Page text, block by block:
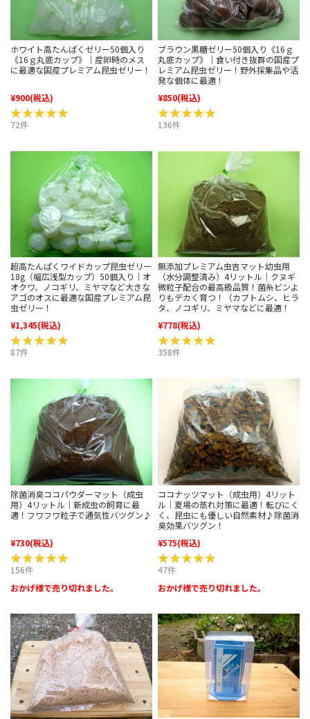
ホワイト高たんぱくゼリー50個入り
《16ｇ丸底カップ》｜産卵時のメス
に最適な国産プレミアム昆虫ゼリー！
¥900(税込)
★★★★★
★★★★★
72件
ブラウン黒糖ゼリー50個入り《16ｇ
丸底カップ》｜食い付き抜群の国産プ
レミアム昆虫ゼリー！野外採集品や活
発な個体に最適！
¥850(税込)
★★★★★
★★★★★
136件
超高たんぱくワイドカップ昆虫ゼリー
18g（幅広浅型カップ）50個入り｜オ
オクワ、ノコギリ、ミヤマなど大きな
アゴのオスに最適な国産プレミアム昆
虫ゼリー！
¥1,345(税込)
★★★★★
★★★★★
87件
無添加プレミアム虫吉マット幼虫用
（水分調整済み）4リットル｜クヌギ
微粒子配合の最高級品質！菌糸ビンよ
りもデカく育つ！（カブトムシ、ヒラ
タ、ノコギリ、ミヤマなどに最適！
¥778(税込)
★★★★★
★★★★★
358件
除菌消臭ココパウダーマット（成虫
用）4リットル｜新成虫の飼育に最
適！フワフワ粒子で通気性バツグン♪
¥730(税込)
★★★★★
★★★★★
156件
おかげ様で売り切れました。
ココナッツマット（成虫用）4リット
ル｜夏場の蒸れ対策に最適！転びにく
く、昆虫にも優しい自然素材♪除菌消
臭効果バツグン！
¥575(税込)
★★★★★
★★★★★
47件
おかげ様で売り切れました。